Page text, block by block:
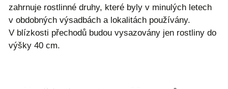
zahrnuje rostlinné druhy, které byly v minulých letech
v obdobných výsadbách a lokalitách používány.
V blízkosti přechodů budou vysazovány jen rostliny do
výšky 40 cm.